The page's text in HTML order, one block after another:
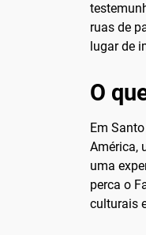
ruas de
lugar de
O
Em
América,
uma
perca o
culturais